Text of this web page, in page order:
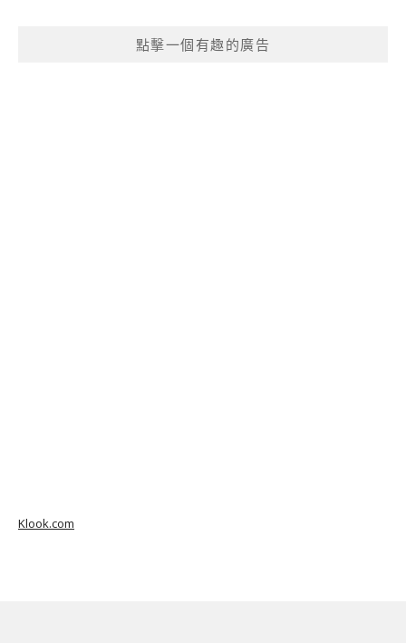
點擊一個有趣的廣告
Klook.com